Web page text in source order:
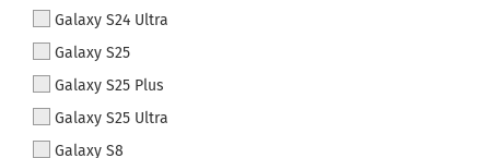
Galaxy S24 Ultra
Galaxy S25
Galaxy S25 Plus
Galaxy S25 Ultra
Galaxy S8